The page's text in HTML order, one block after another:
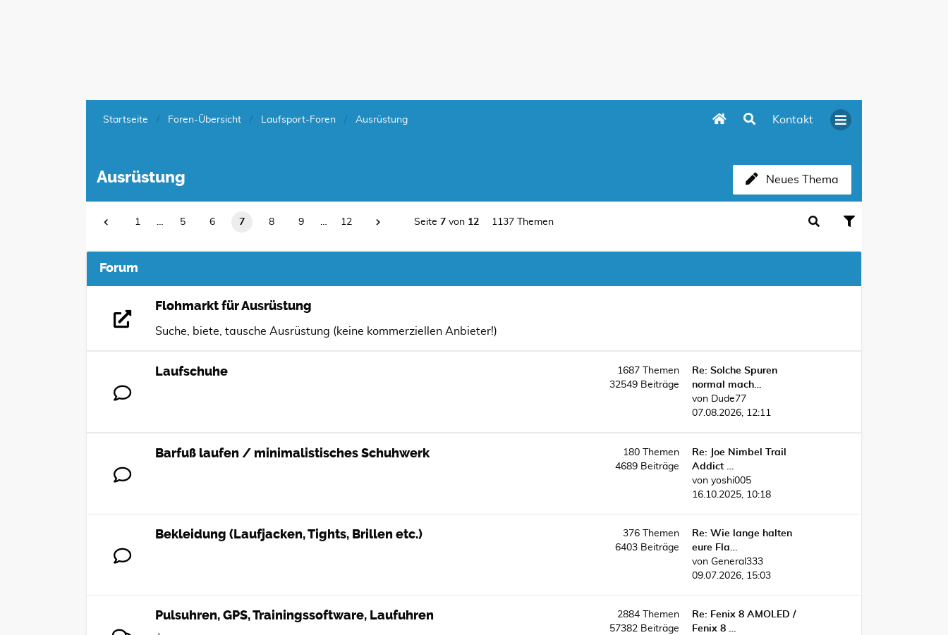
Kontakt
Startseite Foren-Übersicht Laufsport-Foren Ausrüstung
Ausrüstung Neues Thema
1 … 5 6 7 8 9 … 12 Seite 7 von 12 1137 Themen
Forum
Flohmarkt für Ausrüstung
Suche, biete, tausche Ausrüstung (keine kommerziellen Anbieter!)
Laufschuhe 1687
Themen
32549 Beiträge
Re: Solche Spuren
normal mach…
von Dude77
07.08.2026, 12:11
Barfuß laufen / minimalistisches Schuhwerk 180
Themen
4689 Beiträge
Re: Joe Nimbel Trail
Addict …
vonyoshi005
16.10.2025, 10:18
Bekleidung (Laufjacken, Tights, Brillen etc.) 376
Themen
6403 Beiträge
Re: Wie lange halten
eure Fla…
von General333
09.07.2026, 15:03
Pulsuhren, GPS, Trainingssoftware, Laufuhren 2884
Themen
57382 Beiträge
Re: Fenix 8 AMOLED /
Fenix 8 …